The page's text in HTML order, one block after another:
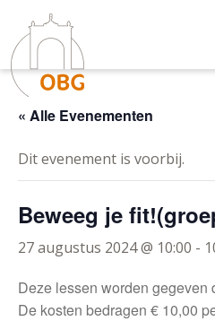
« Alle Evenementen
Dit evenement is voorbij.
Beweeg je
27 augustus 2024 @ 10:00 -
Deze lessen worden gegeven
De kosten bedragen € 10,00